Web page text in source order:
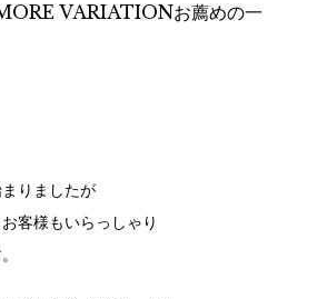
VARIATIONお薦めの一
りましたが
客様もいらっしゃり